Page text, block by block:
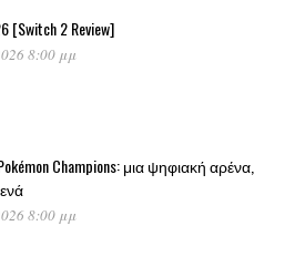
[Switch 2 Review]
8:00 μμ
Champions: μια ψηφιακή αρένα,
8:00 μμ